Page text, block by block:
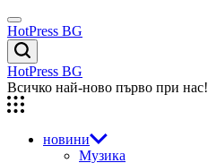
Skip
to
content
Menu
HotPress BG
Търсене
HotPress BG
Всичко най-ново първо при нас!
новини
Музика